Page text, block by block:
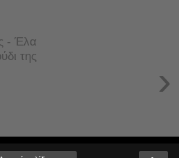
- Έλα
της
›